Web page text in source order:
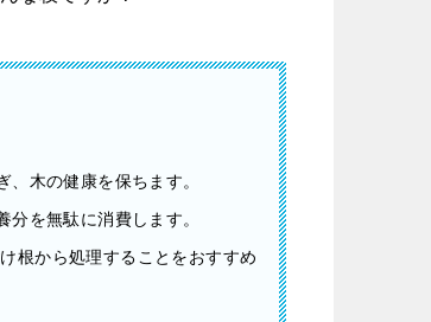
木の健康を保ちます。
を無駄に消費します。
根から処理することをおすすめ